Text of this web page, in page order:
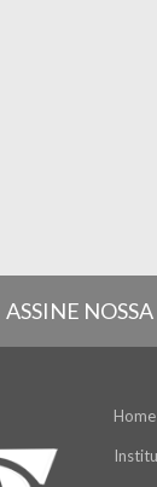
ASSINE
Home